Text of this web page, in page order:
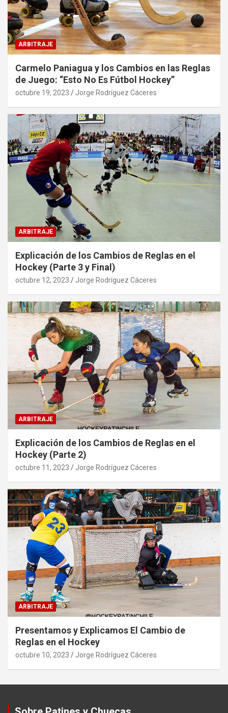
ARBITRAJE
Carmelo Paniagua y los Cambios en las Reglas
de Juego: “Esto No Es Fútbol Hockey”
octubre 19, 2023 Jorge Rodríguez Cáceres
ARBITRAJE
Explicación de los Cambios de Reglas en el
Hockey (Parte 3 y Final)
octubre 12, 2023 Jorge Rodríguez Cáceres
ARBITRAJE
Explicación de los Cambios de Reglas en el
Hockey (Parte 2)
octubre 11, 2023 Jorge Rodríguez Cáceres
ARBITRAJE
Presentamos y Explicamos El Cambio de
Reglas en el Hockey
octubre 10, 2023 Jorge Rodríguez Cáceres